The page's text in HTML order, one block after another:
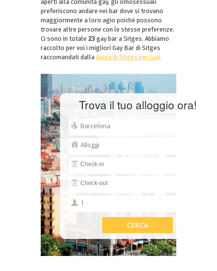
aperti alla comunità gay, gli omosessuali
preferiscono andare nei bar dove si trovano
maggiormente a loro agio poichè possono
trovare altre persone con le stesse preferenze.
Ci sono in totale 23 gay bar a Sitges. Abbiamo
raccolto per voi i migliori Gay Bar di Sitges
raccomandati dalla Guida di Sitges per Gay.
Trova il tuo alloggio ora!